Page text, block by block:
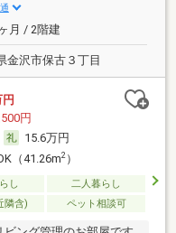
月 / 2階建
金沢市保古３丁目
円
円
15.6万円
（41.26m2）
し
二人暮らし
隣含) ペット相談可